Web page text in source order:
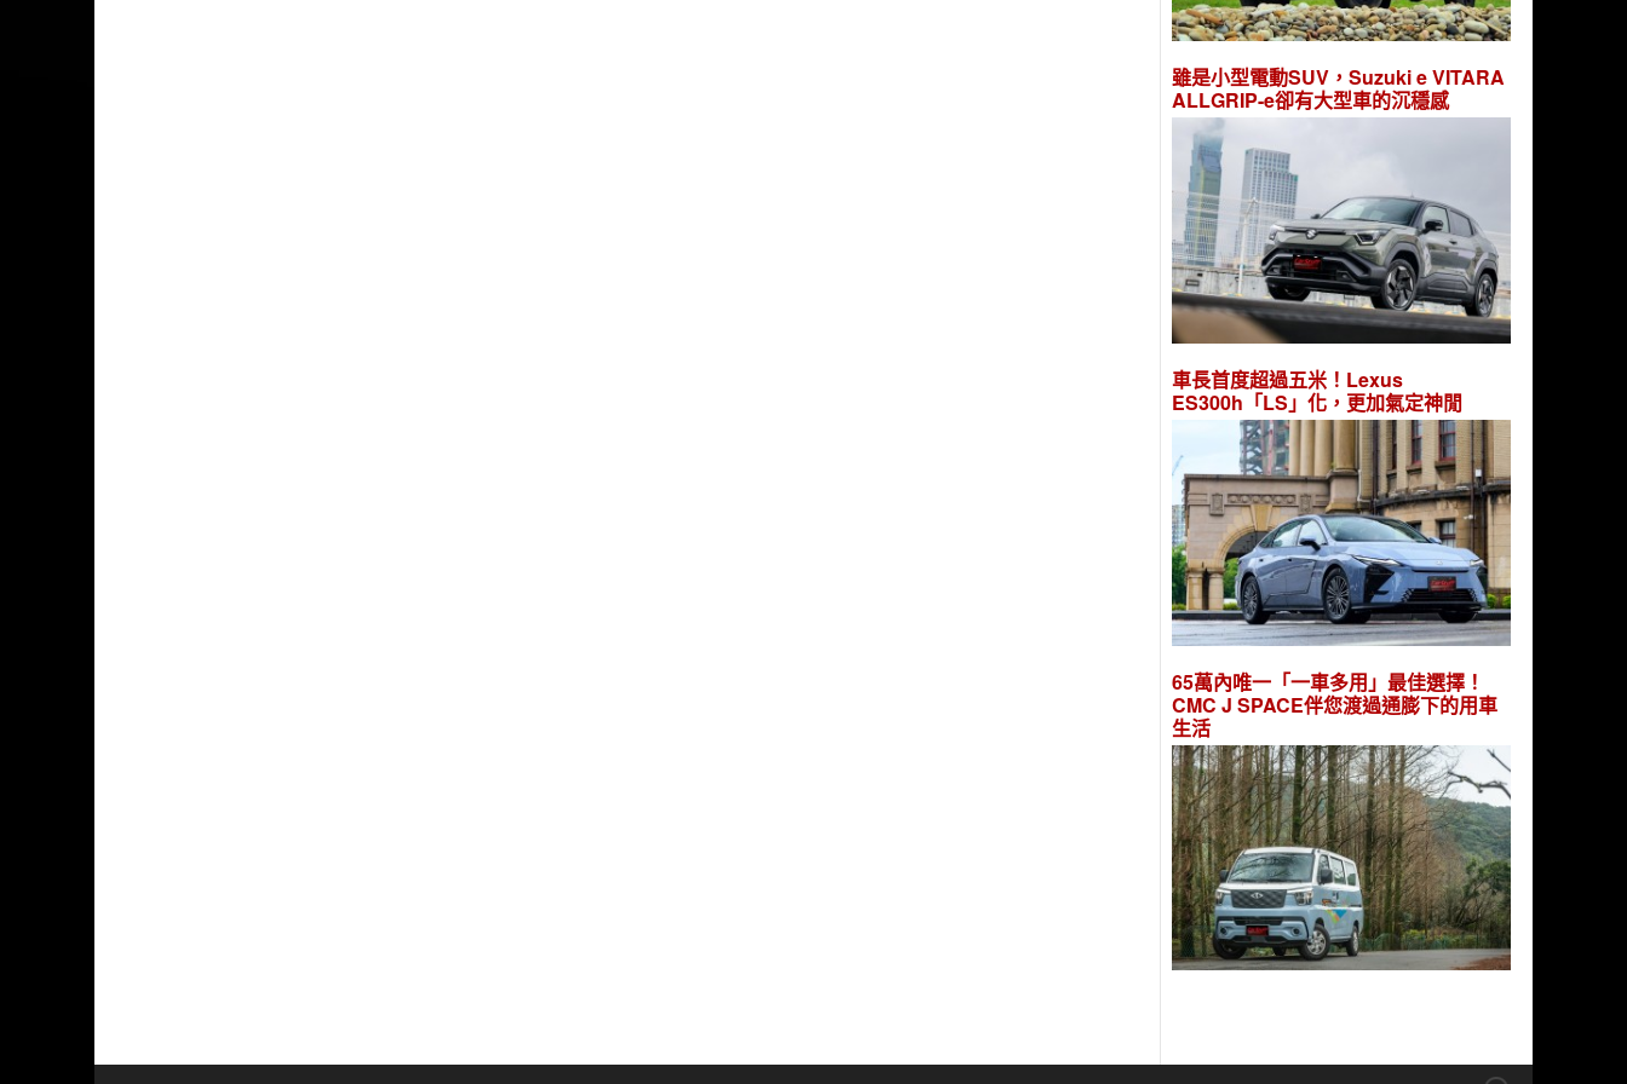
雖是小型電動SUV，Suzuki e VITARA
ALLGRIP-e卻有大型車的沉穩感
車長首度超過五米！Lexus
ES300h「LS」化，更加氣定神閒
65萬內唯一「一車多用」最佳選擇！
CMC J SPACE伴您渡過通膨下的用車
生活